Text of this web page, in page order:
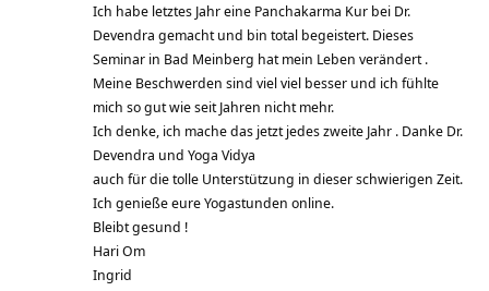
Ich habe letztes Jahr eine Panchakarma Kur bei Dr.
Devendra gemacht und bin total begeistert. Dieses
Seminar in Bad Meinberg hat mein Leben verändert .
Meine Beschwerden sind viel viel besser und ich fühlte
mich so gut wie seit Jahren nicht mehr.
Ich denke, ich mache das jetzt jedes zweite Jahr . Danke Dr.
Devendra und Yoga Vidya
auch für die tolle Unterstützung in dieser schwierigen Zeit.
Ich genieße eure Yogastunden online.
Bleibt gesund !
Hari Om
Ingrid